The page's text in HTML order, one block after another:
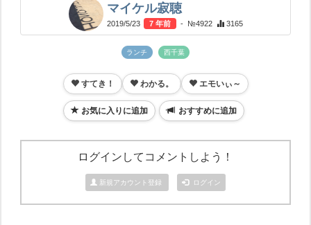
マイケル寂聴
2019/5/23 7 年前 - №4922 3165
ランチ 西千葉
すてき！ わかる。 エモいぃ～
お気に入りに追加 おすすめに追加
ログインしてコメントしよう！
新規アカウント登録 ログイン